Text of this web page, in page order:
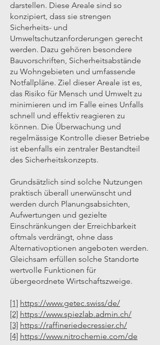
darstellen. Diese Areale sind so
konzipiert, dass sie strengen
Sicherheits- und
Umweltschutzanforderungen gerecht
werden. Dazu gehören besondere
Bauvorschriften, Sicherheitsabstände
zu Wohngebieten und umfassende
Notfallpläne. Ziel dieser Areale ist es,
das Risiko für Mensch und Umwelt zu
minimieren und im Falle eines Unfalls
schnell und effektiv reagieren zu
können. Die Überwachung und
regelmässige Kontrolle dieser Betriebe
ist ebenfalls ein zentraler Bestandteil
des Sicherheitskonzepts.
Grundsätzlich sind solche Nutzungen
praktisch überall unerwünscht und
werden durch Planungsabsichten,
Aufwertungen und gezielte
Einschränkungen der Erreichbarkeit
oftmals verdrängt, ohne dass
Alternativoptionen angeboten werden.
Gleichsam erfüllen solche Standorte
wertvolle Funktionen für
übergeordnete Wirtschaftszweige.
[1] https://www.getec.swiss/de/
[2] https://www.spiezlab.admin.ch/
[3] https://raffineriedecressier.ch/
[4] https://www.nitrochemie.com/de